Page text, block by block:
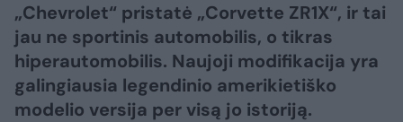
„Chevrolet“ pristatė „Corvette ZR1X“, ir tai
jau ne sportinis automobilis, o tikras
hiperautomobilis. Naujoji modifikacija yra
galingiausia legendinio amerikietiško
modelio versija per visą jo istoriją.